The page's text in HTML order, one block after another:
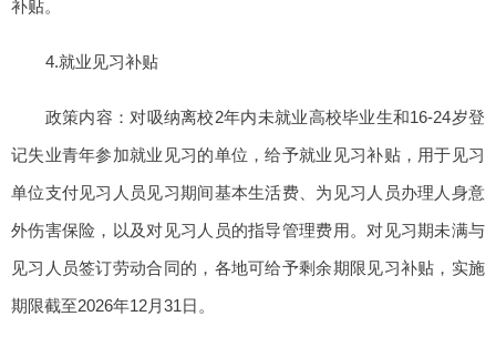
补贴。
4.就业见习补贴
政策内容：对吸纳离校2年内未就业高校毕业生和16-24岁登
记失业青年参加就业见习的单位，给予就业见习补贴，用于见习
单位支付见习人员见习期间基本生活费、为见习人员办理人身意
外伤害保险，以及对见习人员的指导管理费用。对见习期未满与
见习人员签订劳动合同的，各地可给予剩余期限见习补贴，实施
期限截至2026年12月31日。